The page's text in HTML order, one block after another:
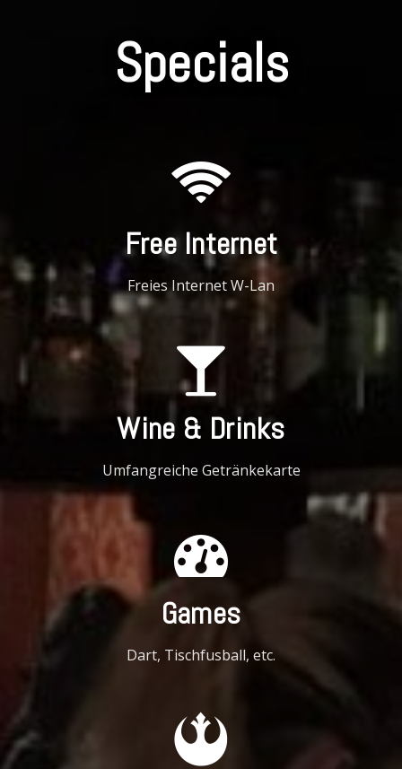
Specials
Free Internet
Freies Internet W-Lan
Wine & Drinks
Umfangreiche Getränkekarte
Games
Dart, Tischfusball, etc.